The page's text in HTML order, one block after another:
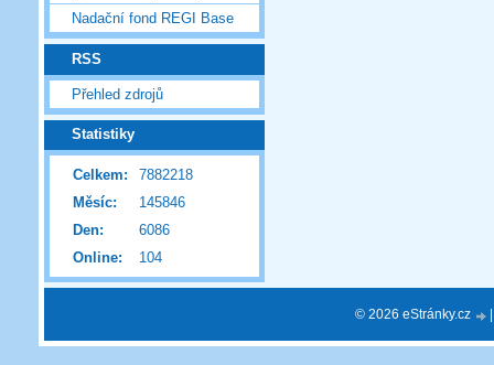
Nadační fond REGI Base
RSS
Přehled zdrojů
Statistiky
Online: 104
Celkem:
7882218
Měsíc:
145846
Den:
6086
© 2026 eStránky.cz